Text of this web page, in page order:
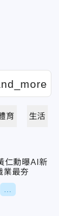
育 生活
仁勳曝AI新
業最夯